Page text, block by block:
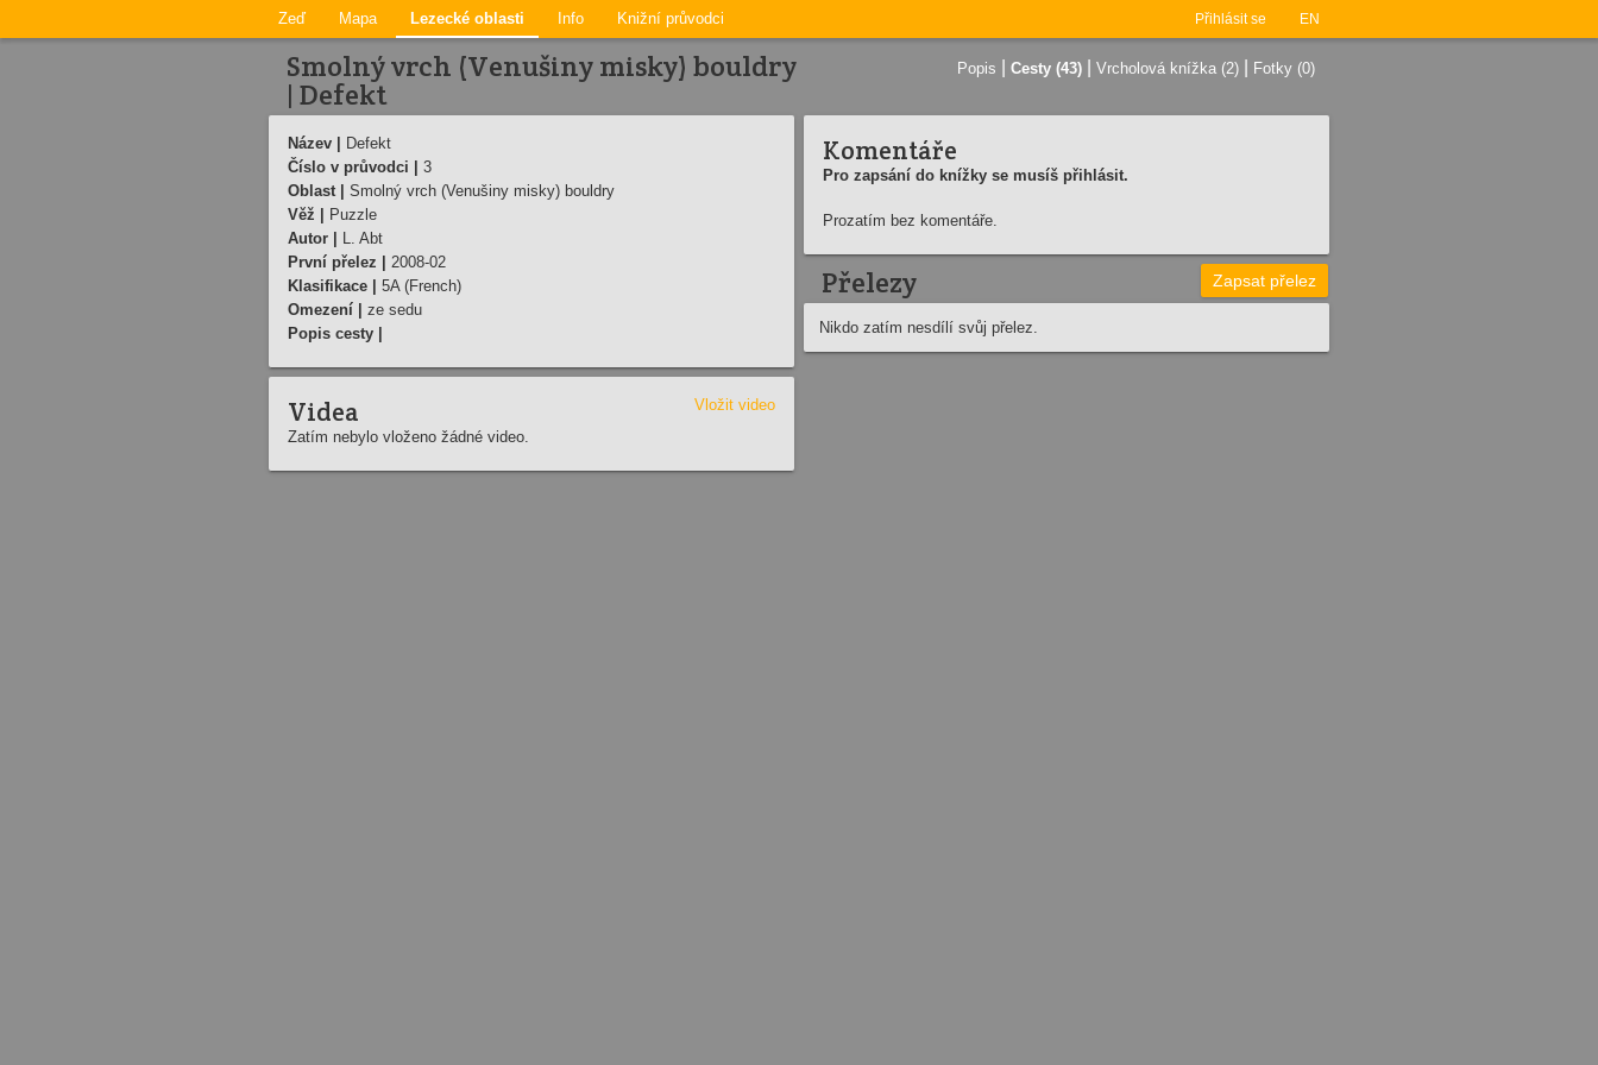
Přihlásit se EN
Zeď Mapa Lezecké oblasti Info Knižní průvodci
Smolný vrch (Venušiny misky) bouldry
| Defekt
Popis Cesty (43) Vrcholová knížka (2) Fotky (0)
Název |
Defekt
Číslo v průvodci |
3
Oblast |
Smolný vrch (Venušiny misky) bouldry
Věž |
Puzzle
Autor |
L. Abt
První přelez |
2008-02
Klasifikace |
5A (French)
Omezení |
ze sedu
Popis cesty |
Videa
Vložit video
Zatím nebylo vloženo žádné video.
Komentáře
Pro zapsání do knížky se musíš přihlásit.
Prozatím bez komentáře.
Přelezy Zapsat přelez
Nikdo zatím nesdílí svůj přelez.